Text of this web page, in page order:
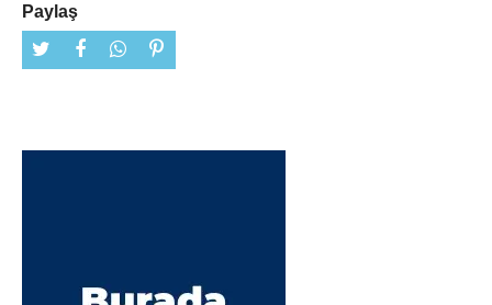
Paylaş